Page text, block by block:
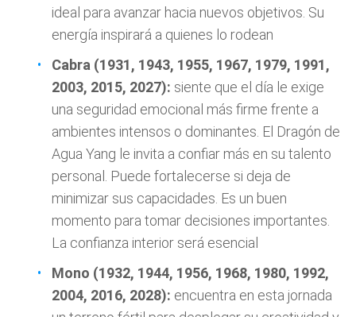
ideal para avanzar hacia nuevos objetivos. Su
energía inspirará a quienes lo rodean
Cabra (1931, 1943, 1955, 1967, 1979, 1991,
2003, 2015, 2027): siente que el día le exige
una seguridad emocional más firme frente a
ambientes intensos o dominantes. El Dragón de
Agua Yang le invita a confiar más en su talento
personal. Puede fortalecerse si deja de
minimizar sus capacidades. Es un buen
momento para tomar decisiones importantes.
La confianza interior será esencial
Mono (1932, 1944, 1956, 1968, 1980, 1992,
2004, 2016, 2028): encuentra en esta jornada